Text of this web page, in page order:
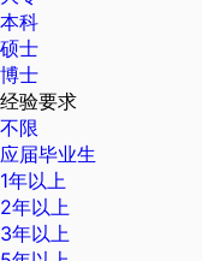
本科
硕士
博士
经验要求
不限
应届毕业生
1年以上
2年以上
3年以上